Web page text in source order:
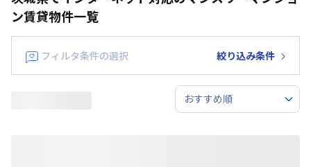
ン賃貸物件一覧
フィルタ条件の選択 絞り込み条件